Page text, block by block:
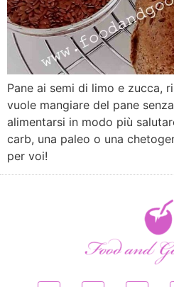
Pane ai semi di limo e zucca,
vuole mangiare del pane
alimentarsi in modo più
carb, una paleo o una
per voi!